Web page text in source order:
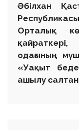
Әбілхан
Орталық
одағының
«Уақыт
ашылу